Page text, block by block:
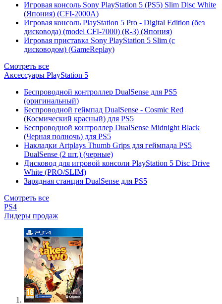
Игровая консоль Sony PlayStation 5 (PS5) Slim Disc White
(Япония) (CFI-2000A)
Игровая консоль PlayStation 5 Pro - Digital Edition (без
дисковода) (model CFI-7000) (R-3) (Япония)
Игровая приставка Sony PlayStation 5 Slim (с
дисководом) (GameReplay)
Смотреть все
Аксессуары PlayStation 5
Беспроводной контроллер DualSense для PS5
(оригинальный)
Беспроводной геймпад DualSense - Cosmic Red
(Космический красный) для PS5
Беспроводной контроллер DualSense Midnight Black
(Черная полночь) для PS5
Накладки Artplays Thumb Grips для геймпада PS5
DualSense (2 шт.) (черные)
Дисковод для игровой консоли PlayStation 5 Disc Drive
White (PRO/SLIM)
Зарядная станция DualSense для PS5
Смотреть все
PS4
Лидеры продаж